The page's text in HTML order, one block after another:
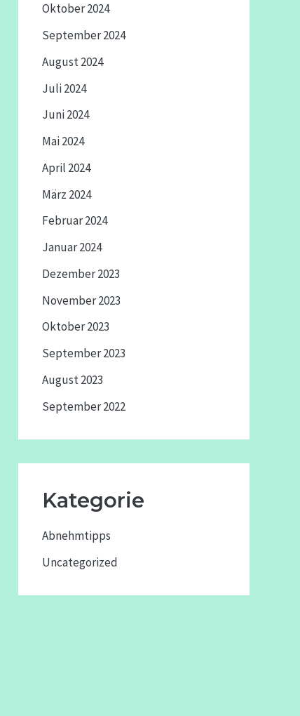
Oktober 2024
September 2024
August 2024
Juli 2024
Juni 2024
Mai 2024
April 2024
März 2024
Februar 2024
Januar 2024
Dezember 2023
November 2023
Oktober 2023
September 2023
August 2023
September 2022
Kategorie
Abnehmtipps
Uncategorized